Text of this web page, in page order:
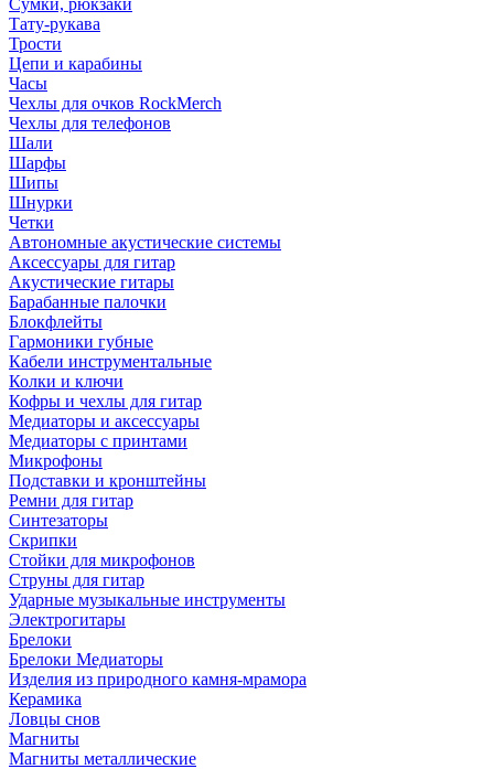
Сумки, рюкзаки
Тату-рукава
Трости
Цепи и карабины
Часы
Чехлы для очков RockMerch
Чехлы для телефонов
Шали
Шарфы
Шипы
Шнурки
Четки
Автономные акустические системы
Аксессуары для гитар
Акустические гитары
Барабанные палочки
Блокфлейты
Гармоники губные
Кабели инструментальные
Колки и ключи
Кофры и чехлы для гитар
Медиаторы и аксессуары
Медиаторы с принтами
Микрофоны
Подставки и кронштейны
Ремни для гитар
Синтезаторы
Скрипки
Стойки для микрофонов
Струны для гитар
Ударные музыкальные инструменты
Электрогитары
Брелоки
Брелоки Медиаторы
Изделия из природного камня-мрамора
Керамика
Ловцы снов
Магниты
Магниты металлические